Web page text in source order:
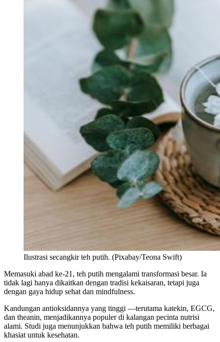
Ilustrasi secangkir teh putih. (Pixabay/Teona Swift)
Memasuki abad ke-21, teh putih mengalami transformasi besar. Ia
tidak lagi hanya dikaitkan dengan tradisi kekaisaran, tetapi juga
dengan gaya hidup sehat dan mindfulness.
Kandungan antioksidannya yang tinggi —terutama katekin, EGCG,
dan theanin, menjadikannya populer di kalangan pecinta nutrisi
alami. Studi juga menunjukkan bahwa teh putih memiliki berbagai
khasiat untuk kesehatan.